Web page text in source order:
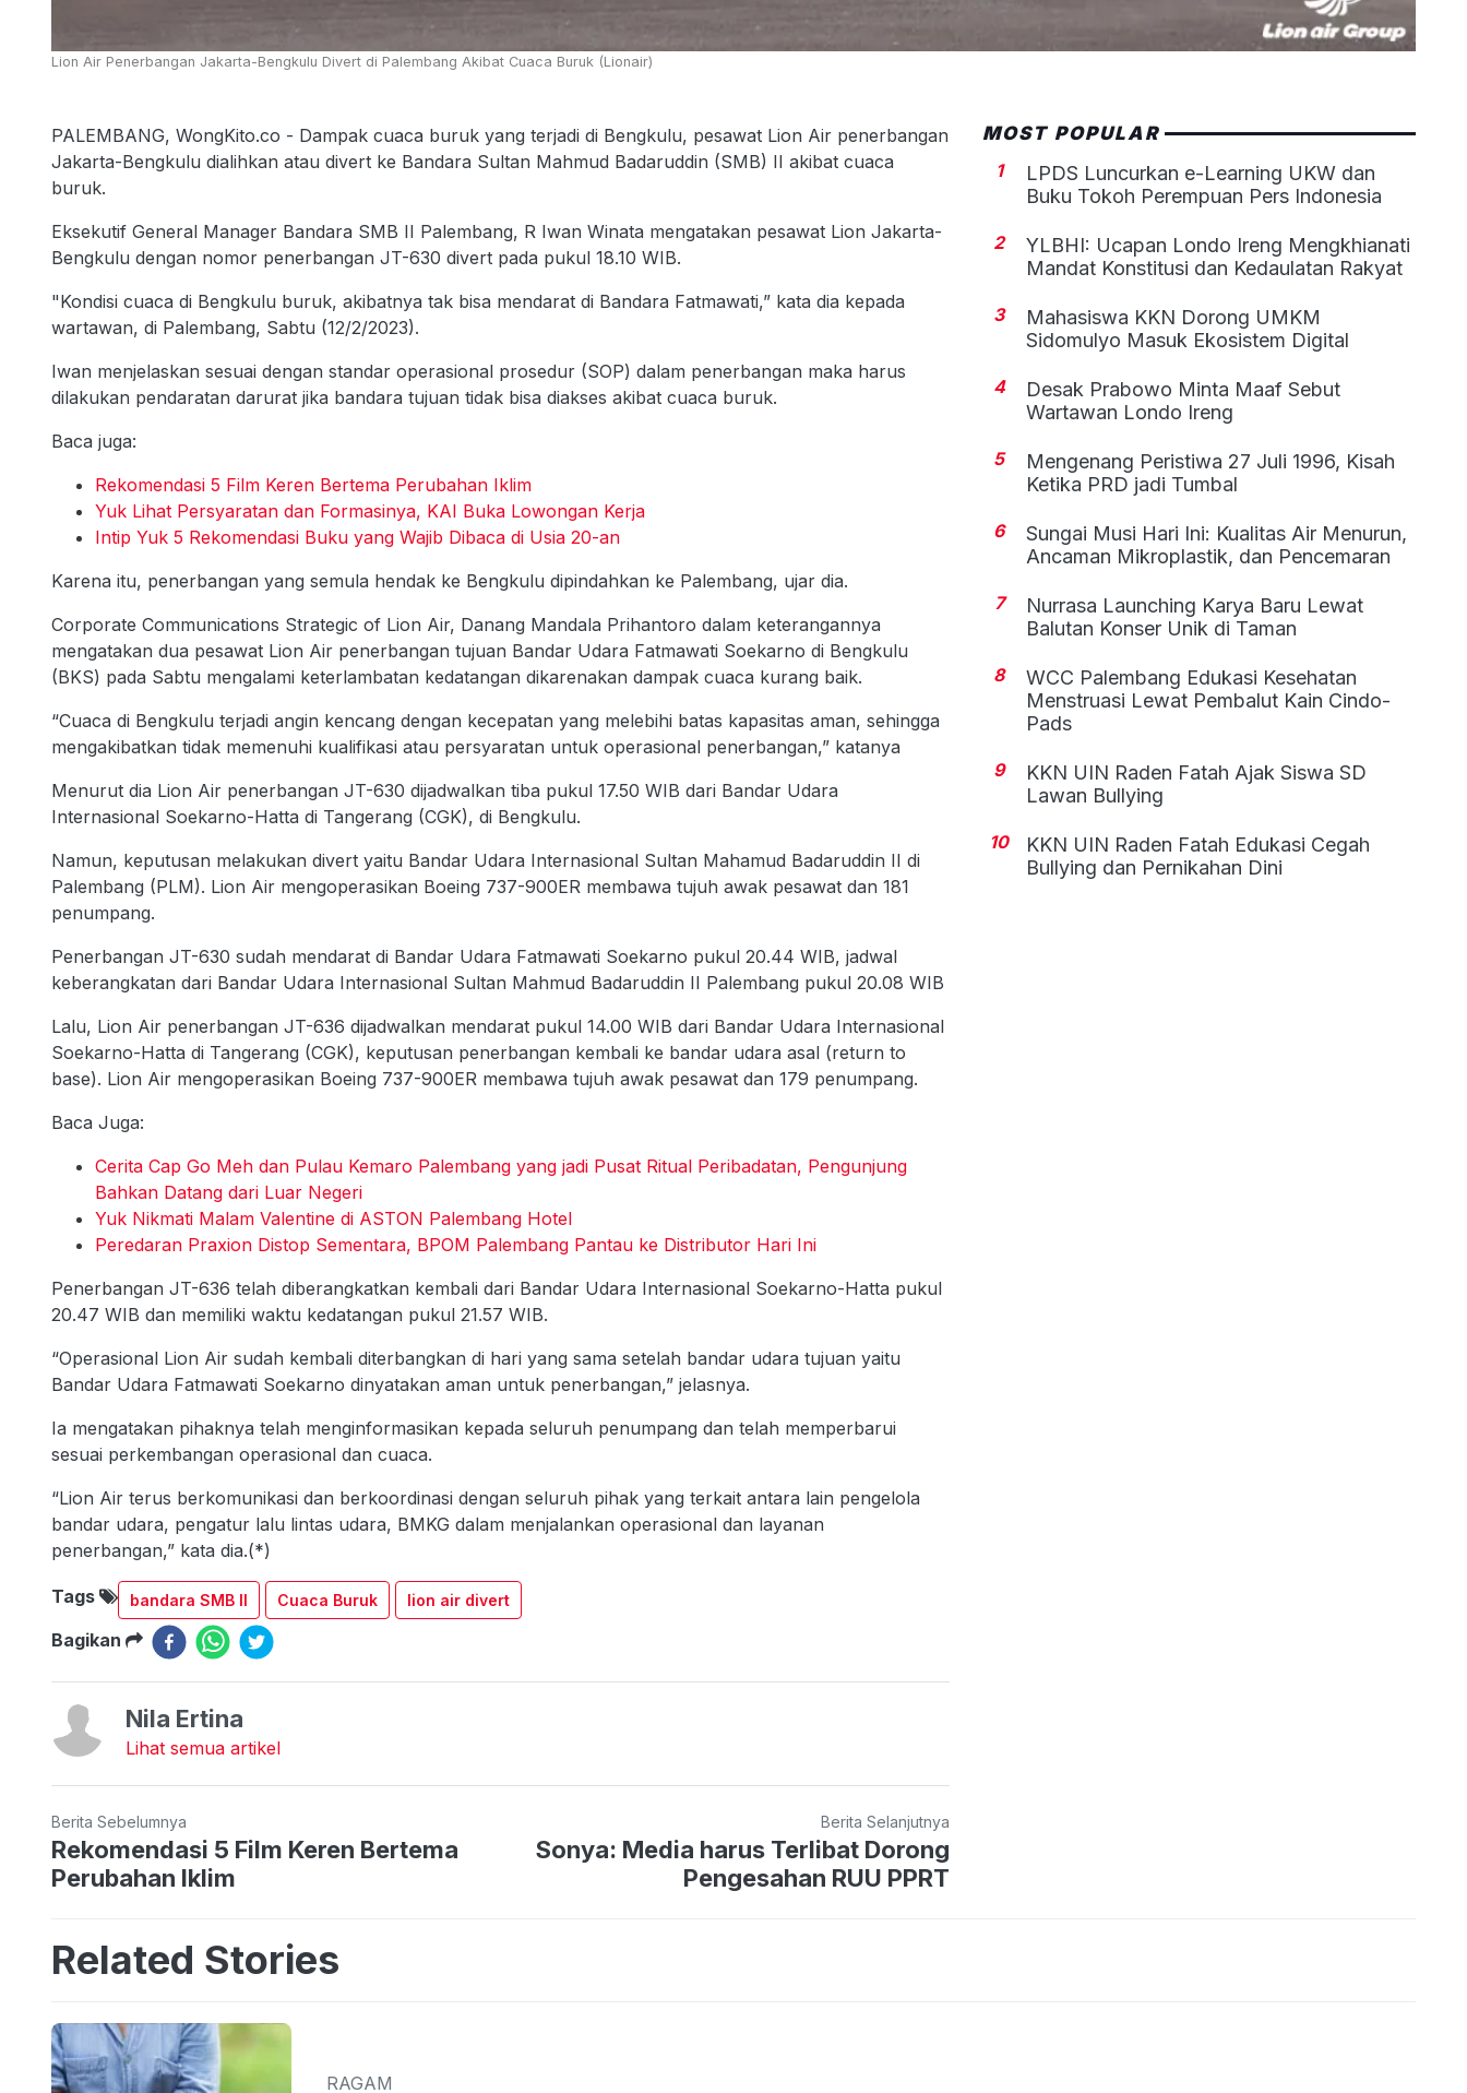
Lion Air Penerbangan Jakarta-Bengkulu Divert di Palembang Akibat Cuaca Buruk (Lionair)
PALEMBANG, WongKito.co - Dampak cuaca buruk yang terjadi di Bengkulu, pesawat Lion Air penerbangan
Jakarta-Bengkulu dialihkan atau divert ke Bandara Sultan Mahmud Badaruddin (SMB) II akibat cuaca
buruk.
Eksekutif General Manager Bandara SMB II Palembang, R Iwan Winata mengatakan pesawat Lion Jakarta-
Bengkulu dengan nomor penerbangan JT-630 divert pada pukul 18.10 WIB.
"Kondisi cuaca di Bengkulu buruk, akibatnya tak bisa mendarat di Bandara Fatmawati,” kata dia kepada
wartawan, di Palembang, Sabtu (12/2/2023).
Iwan menjelaskan sesuai dengan standar operasional prosedur (SOP) dalam penerbangan maka harus
dilakukan pendaratan darurat jika bandara tujuan tidak bisa diakses akibat cuaca buruk.
Baca juga:
Rekomendasi 5 Film Keren Bertema Perubahan Iklim
Yuk Lihat Persyaratan dan Formasinya, KAI Buka Lowongan Kerja
Intip Yuk 5 Rekomendasi Buku yang Wajib Dibaca di Usia 20-an
Karena itu, penerbangan yang semula hendak ke Bengkulu dipindahkan ke Palembang, ujar dia.
Corporate Communications Strategic of Lion Air, Danang Mandala Prihantoro dalam keterangannya
mengatakan dua pesawat Lion Air penerbangan tujuan Bandar Udara Fatmawati Soekarno di Bengkulu
(BKS) pada Sabtu mengalami keterlambatan kedatangan dikarenakan dampak cuaca kurang baik.
“Cuaca di Bengkulu terjadi angin kencang dengan kecepatan yang melebihi batas kapasitas aman, sehingga
mengakibatkan tidak memenuhi kualifikasi atau persyaratan untuk operasional penerbangan,” katanya
Menurut dia Lion Air penerbangan JT-630 dijadwalkan tiba pukul 17.50 WIB dari Bandar Udara
Internasional Soekarno-Hatta di Tangerang (CGK), di Bengkulu.
Namun, keputusan melakukan divert yaitu Bandar Udara Internasional Sultan Mahamud Badaruddin II di
Palembang (PLM). Lion Air mengoperasikan Boeing 737-900ER membawa tujuh awak pesawat dan 181
penumpang.
Penerbangan JT-630 sudah mendarat di Bandar Udara Fatmawati Soekarno pukul 20.44 WIB, jadwal
keberangkatan dari Bandar Udara Internasional Sultan Mahmud Badaruddin II Palembang pukul 20.08 WIB
Lalu, Lion Air penerbangan JT-636 dijadwalkan mendarat pukul 14.00 WIB dari Bandar Udara Internasional
Soekarno-Hatta di Tangerang (CGK), keputusan penerbangan kembali ke bandar udara asal (return to
base). Lion Air mengoperasikan Boeing 737-900ER membawa tujuh awak pesawat dan 179 penumpang.
Baca Juga:
Cerita Cap Go Meh dan Pulau Kemaro Palembang yang jadi Pusat Ritual Peribadatan, Pengunjung
Bahkan Datang dari Luar Negeri
Yuk Nikmati Malam Valentine di ASTON Palembang Hotel
Peredaran Praxion Distop Sementara, BPOM Palembang Pantau ke Distributor Hari Ini
Penerbangan JT-636 telah diberangkatkan kembali dari Bandar Udara Internasional Soekarno-Hatta pukul
20.47 WIB dan memiliki waktu kedatangan pukul 21.57 WIB.
“Operasional Lion Air sudah kembali diterbangkan di hari yang sama setelah bandar udara tujuan yaitu
Bandar Udara Fatmawati Soekarno dinyatakan aman untuk penerbangan,” jelasnya.
Ia mengatakan pihaknya telah menginformasikan kepada seluruh penumpang dan telah memperbarui
sesuai perkembangan operasional dan cuaca.
“Lion Air terus berkomunikasi dan berkoordinasi dengan seluruh pihak yang terkait antara lain pengelola
bandar udara, pengatur lalu lintas udara, BMKG dalam menjalankan operasional dan layanan
penerbangan,” kata dia.(*)
Tags bandara SMB II Cuaca Buruk lion air divert
Bagikan
Nila Ertina
Lihat semua artikel
Berita Sebelumnya
Rekomendasi 5 Film Keren Bertema
Perubahan Iklim
Berita Selanjutnya
Sonya: Media harus Terlibat Dorong
Pengesahan RUU PPRT
MOST POPULAR
1
LPDS Luncurkan e-Learning UKW dan
Buku Tokoh Perempuan Pers Indonesia
2
YLBHI: Ucapan Londo Ireng Mengkhianati
Mandat Konstitusi dan Kedaulatan Rakyat
3
Mahasiswa KKN Dorong UMKM
Sidomulyo Masuk Ekosistem Digital
4
Desak Prabowo Minta Maaf Sebut
Wartawan Londo Ireng
5
Mengenang Peristiwa 27 Juli 1996, Kisah
Ketika PRD jadi Tumbal
6
Sungai Musi Hari Ini: Kualitas Air Menurun,
Ancaman Mikroplastik, dan Pencemaran
7
Nurrasa Launching Karya Baru Lewat
Balutan Konser Unik di Taman
8
WCC Palembang Edukasi Kesehatan
Menstruasi Lewat Pembalut Kain Cindo-
Pads
9
KKN UIN Raden Fatah Ajak Siswa SD
Lawan Bullying
10
KKN UIN Raden Fatah Edukasi Cegah
Bullying dan Pernikahan Dini
Related Stories
RAGAM